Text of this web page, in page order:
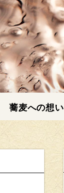
蕎麦への想い